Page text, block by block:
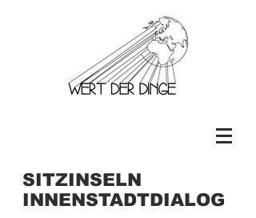
SITZINSELN
INNENSTADTDIALOG